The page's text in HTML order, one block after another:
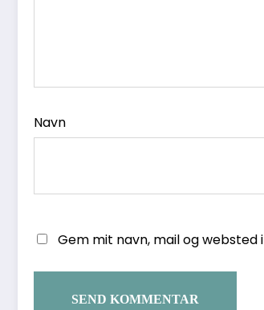
Navn
Gem mit navn, mail og